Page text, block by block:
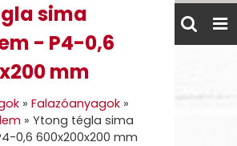
sima
- P4-0,6
mm
» Falazóanyagok »
» Ytong tégla sima
0,6 600x200x200 mm